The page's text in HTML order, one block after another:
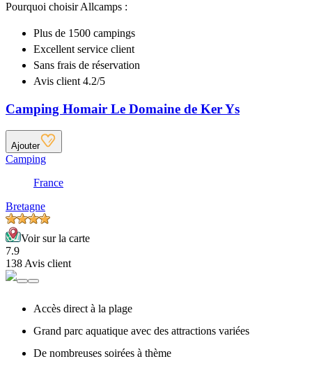
Pourquoi choisir Allcamps :
Plus de 1500 campings
Excellent service client
Sans frais de réservation
Avis client 4.2/5
Camping Homair Le Domaine de Ker Ys
Ajouter
Camping
France
Bretagne
Voir sur la carte
7.9
138 Avis client
Accès direct à la plage
Grand parc aquatique avec des attractions variées
De nombreuses soirées à thème